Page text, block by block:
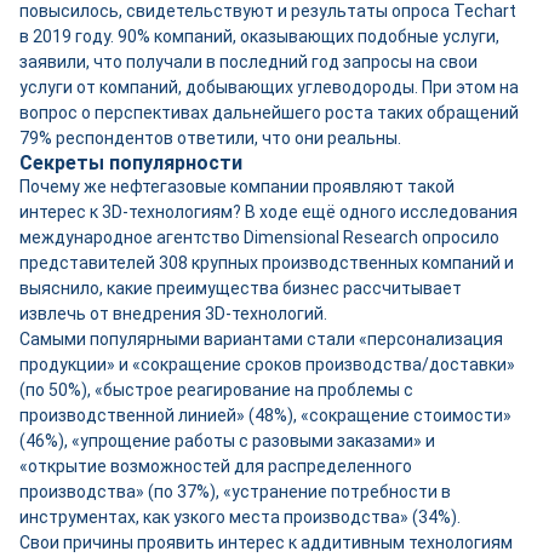
повысилось, свидетельствуют и результаты опроса Techart
в 2019 году. 90% компаний, оказывающих подобные услуги,
заявили, что получали в последний год запросы на свои
услуги от компаний, добывающих углеводороды. При этом на
вопрос о перспективах дальнейшего роста таких обращений
79% респондентов ответили, что они реальны.
Секреты популярности
Почему же нефтегазовые компании проявляют такой
интерес к 3D-технологиям? В ходе ещё одного исследования
международное агентство Dimensional Research опросило
представителей 308 крупных производственных компаний и
выяснило, какие преимущества бизнес рассчитывает
извлечь от внедрения 3D-технологий.
Самыми популярными вариантами стали «персонализация
продукции» и «сокращение сроков производства/доставки»
(по 50%), «быстрое реагирование на проблемы с
производственной линией» (48%), «сокращение стоимости»
(46%), «упрощение работы с разовыми заказами» и
«открытие возможностей для распределенного
производства» (по 37%), «устранение потребности в
инструментах, как узкого места производства» (34%).
Свои причины проявить интерес к аддитивным технологиям